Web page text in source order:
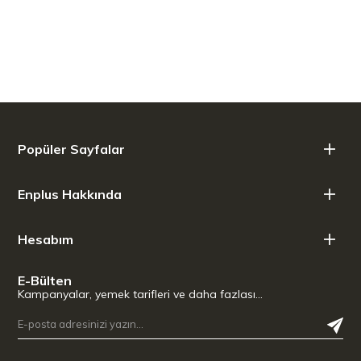
En sevdiğiniz kahve parmaklarınızın ucunda. Espresso, americano,
45 Öğütme Kademesine Sahip Entegre Hassas Konik Öğütücü ile
Popüler Sayfalar
Enplus Hakkında
Hesabım
E-Bülten
Kampanyalar, yemek tarifleri ve daha fazlası…